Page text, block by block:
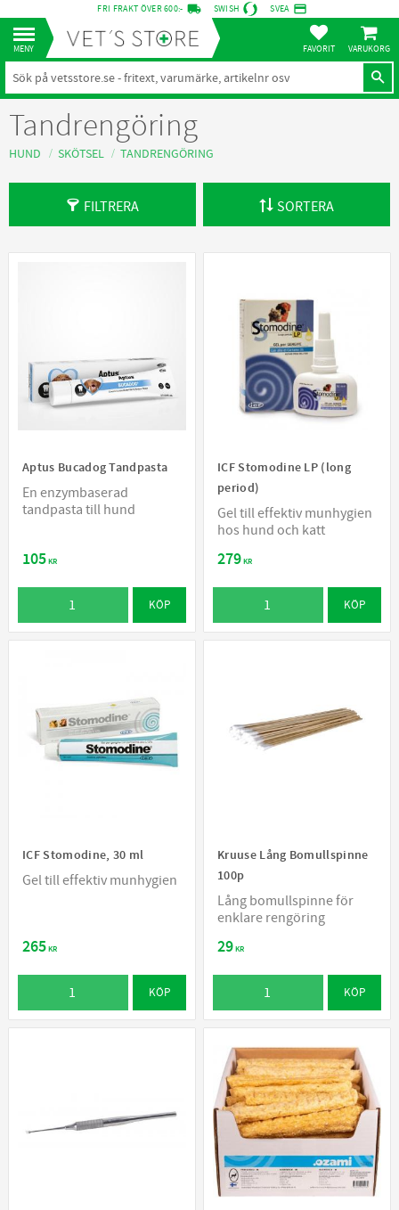
Meny
FRI FRAKT ÖVER 600:- local_shipping SWISH SVEA credit_card
FAVORITER
Tandrengöring
HUND SKÖTSEL TANDRENGÖRING
FILTRERA SORTERA
Aptus Bucadog Tandpasta
En enzymbaserad
tandpasta till hund
105KR
KÖP
ICF Stomodine LP (long
period)
Gel till effektiv munhygien
hos hund och katt
279KR
KÖP
ICF Stomodine, 30 ml
Gel till effektiv munhygien
265KR
KÖP
Kruuse Lång Bomullspinne
100p
Lång bomullspinne för
enklare rengöring
29KR
KÖP